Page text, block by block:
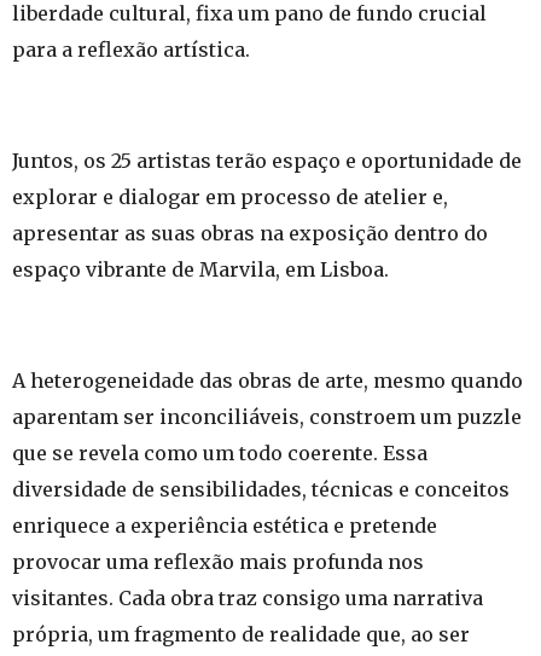
liberdade cultural, fixa um pano de fundo crucial
para a reflexão artística.
Juntos, os 25 artistas terão espaço e oportunidade de
explorar e dialogar em processo de atelier e,
apresentar as suas obras na exposição dentro do
espaço vibrante de Marvila, em Lisboa.
A heterogeneidade das obras de arte, mesmo quando
aparentam ser inconciliáveis, constroem um puzzle
que se revela como um todo coerente. Essa
diversidade de sensibilidades, técnicas e conceitos
enriquece a experiência estética e pretende
provocar uma reflexão mais profunda nos
visitantes. Cada obra traz consigo uma narrativa
própria, um fragmento de realidade que, ao ser